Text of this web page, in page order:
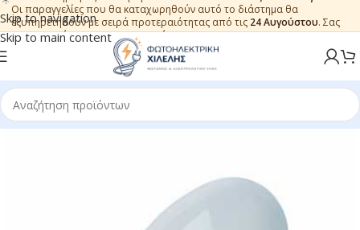
Skip to navigation
Skip to main content
Οι παραγγελίες που θα καταχωρηθούν αυτό το διάστημα θα
εξυπηρετηθούν με σειρά προτεραιότητας από τις 24 Αυγούστου. Σας
ευχαριστούμε για την εμπιστοσύνη.